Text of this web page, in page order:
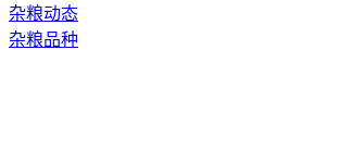
杂粮动态
杂粮品种